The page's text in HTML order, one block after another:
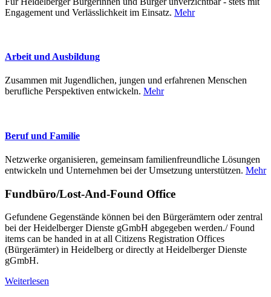
Engagement und Verlässlichkeit im Einsatz. Mehr
Arbeit und Ausbildung
Zusammen mit Jugendlichen, jungen und erfahrenen Menschen
berufliche Perspektiven entwickeln. Mehr
Beruf und Familie
Netzwerke organisieren, gemeinsam familienfreundliche Lösungen
entwickeln und Unternehmen bei der Umsetzung unterstützen. Mehr
Fundbüro/Lost-And-Found Office
Gefundene Gegenstände können bei den Bürgerämtern oder zentral
bei der Heidelberger Dienste gGmbH abgegeben werden./ Found
items can be handed in at all Citizens Registration Offices
(Bürgerämter) in Heidelberg or directly at Heidelberger Dienste
gGmbH.
Weiterlesen